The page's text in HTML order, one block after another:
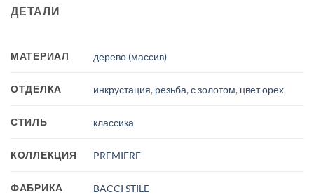
ДЕТАЛИ
МАТЕРИАЛ дерево (массив)
ОТДЕЛКА инкрустация, резьба,с золотом, цвет орех
СТИЛЬ классика
КОЛЛЕКЦИЯ PREMIERE
ФАБРИКА BACCI STILE